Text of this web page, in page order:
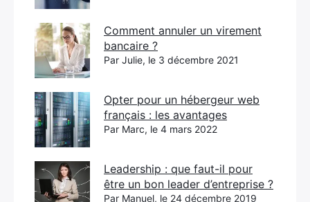
Comment annuler un virement
bancaire ?
Par Julie, le 3 décembre 2021
Opter pour un hébergeur web
français : les avantages
Par Marc, le 4 mars 2022
Leadership : que faut-il pour
être un bon leader d’entreprise ?
Par Manuel, le 24 décembre 2019